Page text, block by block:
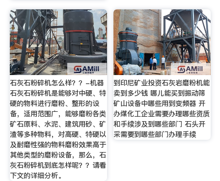
石灰石粉碎机怎么样？？-机器
石灰石粉碎机是能够对中硬、特
硬的物料进行磨粉、整形的设
备，适用范围广，能够磨粉各类
矿石原料、水泥、建筑用砂、矿
渣等多种物料，对高硬、特硬以
及耐磨性强的物料磨粉效果高于
其他类型的磨粉设备，那么，石
灰石粉碎机到底怎样呢？？请看
下文的详细分析。
到印尼矿业投资石灰岩磨粉机能
卖到多少钱 哪儿能买到振动筛
矿山设备中哪些用到变频器 开
办煤化工企业需要办理哪些资质
和手续涉及到哪些部门 石头开
采需要到哪些部门办理手续